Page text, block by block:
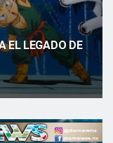
EL LEGADO DE